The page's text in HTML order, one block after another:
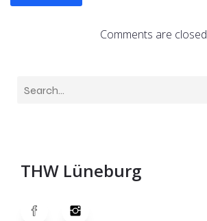
Comments are closed
THW Lüneburg